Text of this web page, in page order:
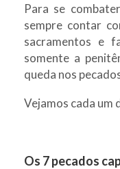
Para se
sempre contar
sacramentos e
somente a
queda nos
Vejamos cada um
Os 7 pecados